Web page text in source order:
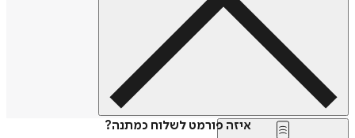
איזה פורמט לשלוח כמתנה?